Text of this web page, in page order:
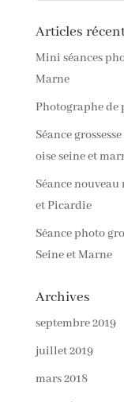
Articles
Mini séances
Marne
Photographe
Séance
oise seine et
Séance
et Picardie
Séance photo
Seine et Marne
Archives
septembre 2019
juillet 2019
mars 2018